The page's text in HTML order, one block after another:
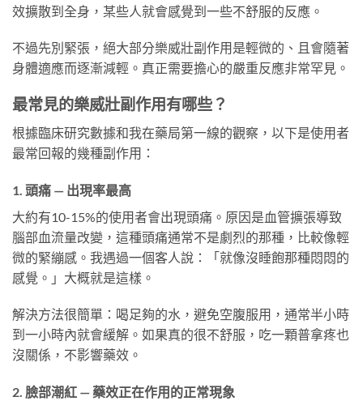
效擴散到全身，某些人就會感覺到一些不舒服的反應。
不過先別緊張，絕大部分樂威壯副作用是輕微的、且會隨著
身體適應而逐漸減輕。真正需要擔心的嚴重反應非常罕見。
最常見的樂威壯副作用有哪些？
根據臨床研究數據和我在藥局第一線的觀察，以下是使用者
最常回報的幾種副作用：
1. 頭痛 — 出現率最高
大約有10-15%的使用者會出現頭痛。原因是血管擴張導致
腦部血流量改變，這種頭痛通常不是劇烈的那種，比較像輕
微的緊繃感。我遇過一個客人說：「就像沒睡飽那種悶悶的
感覺。」大概就是這樣。
解決方法很簡單：喝足夠的水，避免空腹服用，通常半小時
到一小時內就會緩解。如果真的很不舒服，吃一顆普拿疼也
沒關係，不影響藥效。
2. 臉部潮紅 — 藥效正在作用的正常現象